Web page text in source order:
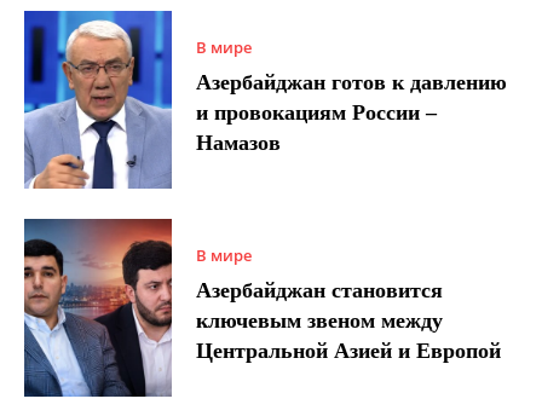
В мире
Азербайджан готов к давлению
и провокациям России –
Намазов
В мире
Азербайджан становится
ключевым звеном между
Центральной Азией и Европой